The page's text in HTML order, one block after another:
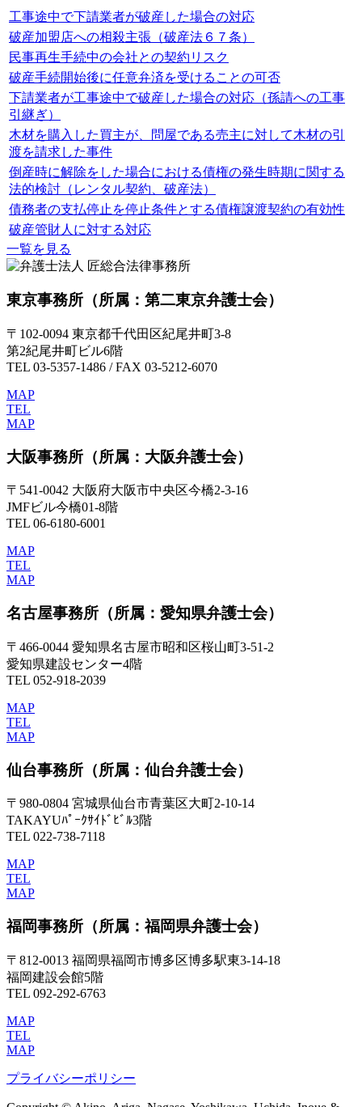
工事途中で下請業者が破産した場合の対応
破産加盟店への相殺主張（破産法６７条）
民事再生手続中の会社との契約リスク
破産手続開始後に任意弁済を受けることの可否
下請業者が工事途中で破産した場合の対応（孫請への工事
引継ぎ）
木材を購入した買主が、問屋である売主に対して木材の引
渡を請求した事件
倒産時に解除をした場合における債権の発生時期に関する
法的検討（レンタル契約、破産法）
債務者の支払停止を停止条件とする債権譲渡契約の有効性
破産管財人に対する対応
一覧を見る
東京事務所 （所属：第二東京弁護士会）
〒102-0094 東京都千代田区紀尾井町3-8
第2紀尾井町ビル6階
TEL 03-5357-1486 / FAX 03-5212-6070
MAP
TEL
MAP
大阪事務所 （所属：大阪弁護士会）
〒541-0042 大阪府大阪市中央区今橋2-3-16
JMFビル今橋01-8階
TEL 06-6180-6001
MAP
TEL
MAP
名古屋事務所 （所属：愛知県弁護士会）
〒466-0044 愛知県名古屋市昭和区桜山町3-51-2
愛知県建設センター4階
TEL 052-918-2039
MAP
TEL
MAP
仙台事務所 （所属：仙台弁護士会）
〒980-0804 宮城県仙台市青葉区大町2-10-14
TAKAYUﾊﾟｰｸｻｲﾄﾞﾋﾞﾙ3階
TEL 022-738-7118
MAP
TEL
MAP
福岡事務所 （所属：福岡県弁護士会）
〒812-0013 福岡県福岡市博多区博多駅東3-14-18
福岡建設会館5階
TEL 092-292-6763
MAP
TEL
MAP
プライバシーポリシー